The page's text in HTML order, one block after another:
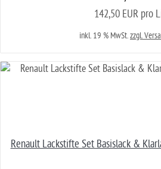
142,50 EUR pro
inkl. 19 % MwSt.zzgl.
Renault Lackstifte Set Basislack &